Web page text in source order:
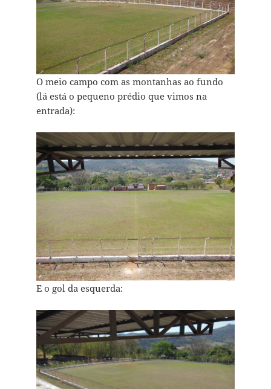
O meio campo com as montanhas ao fundo
(lá está o pequeno prédio que vimos na
entrada):
E o gol da esquerda: